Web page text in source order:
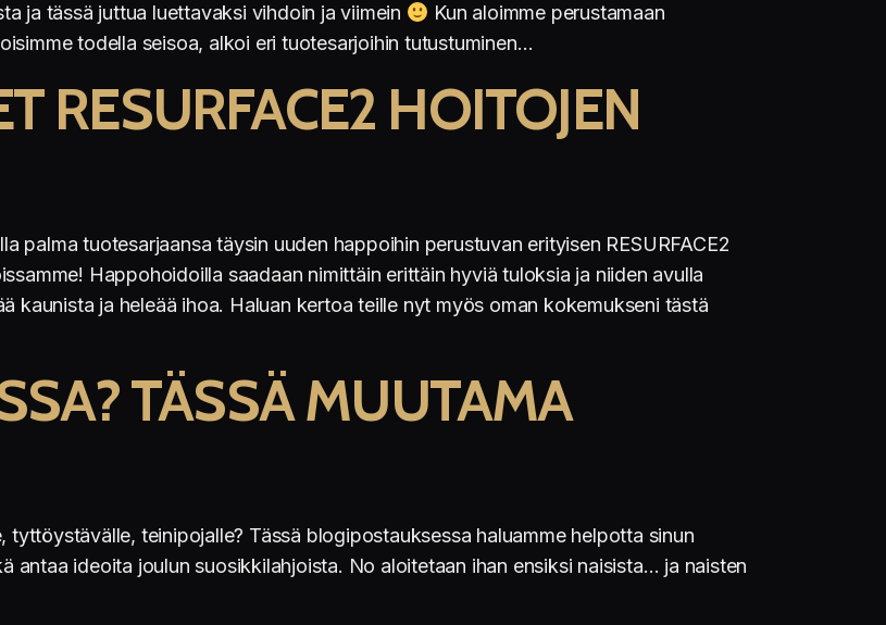
ja tässä juttua luettavaksi vihdoin ja viimein
Kun aloimme perustamaan
todella seisoa, alkoi eri tuotesarjoihin tutustuminen…
RESURFACE2 HOITOJEN
palma tuotesarjaansa täysin uuden happoihin perustuvan erityisen RESURFACE2
Happohoidoilla saadaan nimittäin erittäin hyviä tuloksia ja niiden avulla
kaunista ja heleää ihoa. Haluan kertoa teille nyt myös oman kokemukseni tästä
TÄSSÄ MUUTAMA
teinipojalle? Tässä blogipostauksessa haluamme helpotta sinun
antaa ideoita joulun suosikkilahjoista. No aloitetaan ihan ensiksi naisista… ja naisten